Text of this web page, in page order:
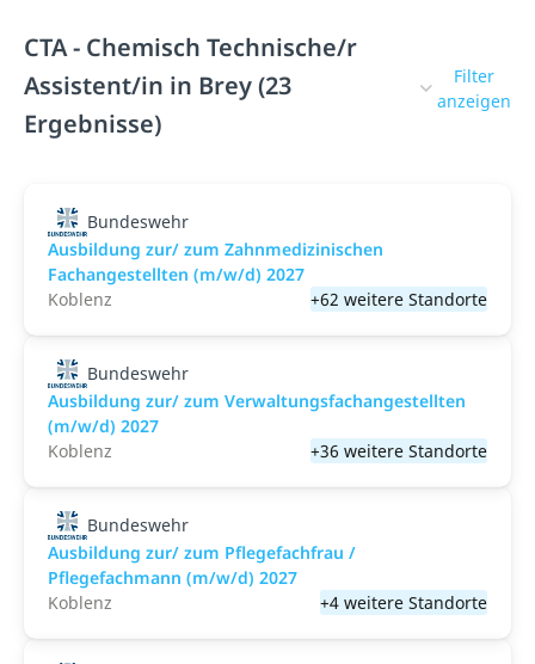
CTA - Chemisch Technische/r
Assistent/in in Brey (23
Ergebnisse)
Filter
anzeigen
Bundeswehr
Ausbildung zur/ zum Zahnmedizinischen
Fachangestellten (m/w/d) 2027
Koblenz
+62 weitere Standorte
Bundeswehr
Ausbildung zur/ zum Verwaltungsfachangestellten
(m/w/d) 2027
Koblenz
+36 weitere Standorte
Bundeswehr
Ausbildung zur/ zum Pflegefachfrau /
Pflegefachmann (m/w/d) 2027
Koblenz
+4 weitere Standorte